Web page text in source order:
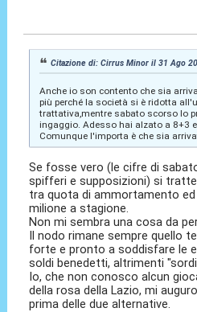
Citazione di: Cirrus Minor il 31 Ago
Anche io son contento che sia
più perché la società si è ridotta
trattativa,mentre sabato scorso lo
ingaggio. Adesso hai alzato a 8+3
Comunque l'importa è che sia
Se fosse vero (le cifre di
spifferi e supposizioni) si
tra quota di ammortamento ed
milione a stagione.
Non mi sembra una cosa da
Il nodo rimane sempre quello
forte e pronto a soddisfare le
soldi benedetti, altrimenti
Io, che non conosco alcun
della rosa della Lazio, mi
prima delle due alternative.